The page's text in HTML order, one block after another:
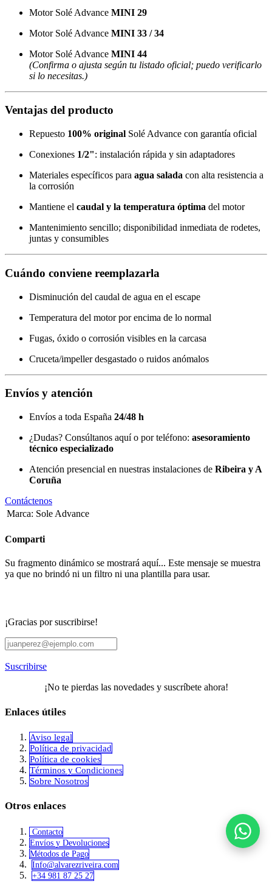
Motor Solé Advance MINI 29
Motor Solé Advance MINI 33 / 34
Motor Solé Advance MINI 44
(Confirma o ajusta según tu listado oficial; puedo verificarlo
si lo necesitas.)
Ventajas del producto
Repuesto 100% original Solé Advance con garantía oficial
Conexiones 1/2": instalación rápida y sin adaptadores
Materiales específicos para agua salada con alta resistencia a
la corrosión
Mantiene el caudal y la temperatura óptima del motor
Mantenimiento sencillo; disponibilidad inmediata de rodetes,
juntas y consumibles
Cuándo conviene reemplazarla
Disminución del caudal de agua en el escape
Temperatura del motor por encima de lo normal
Fugas, óxido o corrosión visibles en la carcasa
Cruceta/impeller desgastado o ruidos anómalos
Envíos y atención
Envíos a toda España 24/48 h
¿Dudas? Consúltanos aquí o por teléfono: asesoramiento
técnico especializado
Atención presencial en nuestras instalaciones de Ribeira y A
Coruña
Contáctenos
Marca: Sole Advance
Comparti
Su fragmento dinámico se mostrará aquí... Este mensaje se muestra
ya que no brindó ni un filtro ni una plantilla para usar.
¡Gracias por suscribirse!
Suscribirse
¡No te pierdas las novedades y suscríbete ahora!
Enlaces útiles
Aviso legal
Política de privacidad
​Política de cookies
Términos y Condiciones
Sobre Nosotros
Otros enlaces
Contacto
Envíos y Devoluciones
Métodos de Pago
Info@alvar​​ezriveira.com
+34 981 87 25 27